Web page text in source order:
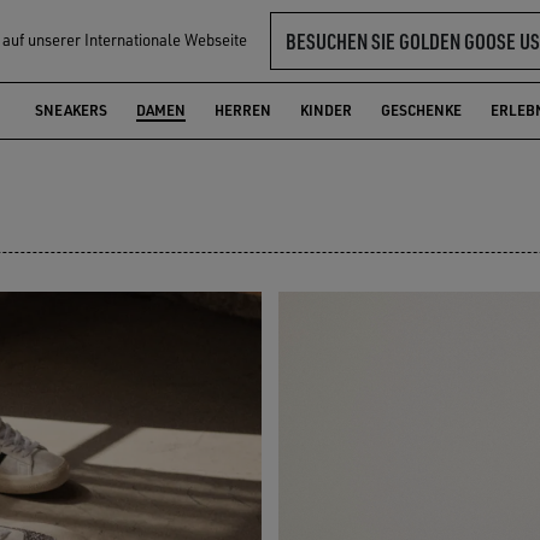
unserer Internationale Webseite BESUCHEN SIE GOLDEN GOOSE US
SNEAKERS DAMEN HERREN KINDER GESCHENKE